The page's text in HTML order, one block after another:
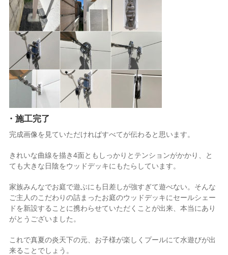
・施工完了
完成画像を見ていただければすべてが伝わると思います。
きれいな曲線を描き4面ともしっかりとテンションがかかり、と
ても大きな日陰をウッドデッキにもたらしています。
家族みんなでお庭で遊ぶにも日差しが強すぎて遊べない。そんな
ご主人のこだわりの詰まったお庭のウッドデッキにセールシェー
ドを新設することに携わらせていただくことが出来、本当にあり
がとうございました。
これで真夏の炎天下の元、お子様が楽しくプールにて水遊びが出
来ることでしょう。